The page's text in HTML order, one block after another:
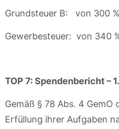
Grundsteuer B: von 300
Gewerbesteuer: von 340
TOP 7: Spendenbericht –
Gemäß § 78 Abs. 4 GemO
Erfüllung ihrer Aufgaben